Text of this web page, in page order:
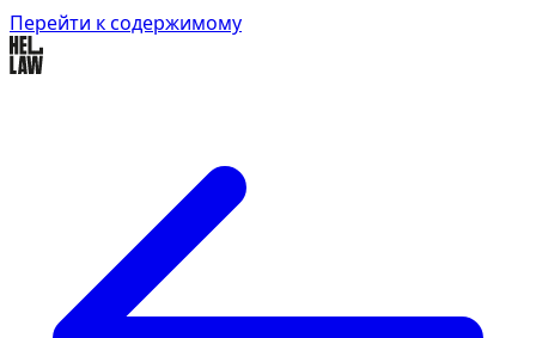
Перейти к содержимому